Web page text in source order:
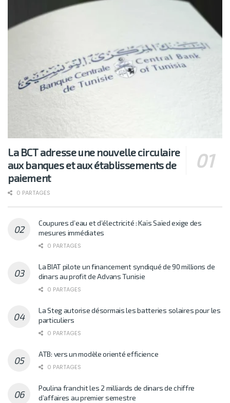
La BCT adresse une nouvelle circulaire
aux banques et aux établissements de
paiement
0 PARTAGES
Coupures d’eau et d’électricité : Kaïs Saïed exige des
mesures immédiates
0 PARTAGES
La BIAT pilote un financement syndiqué de 90 millions de
dinars au profit de Advans Tunisie
0 PARTAGES
La Steg autorise désormais les batteries solaires pour les
particuliers
0 PARTAGES
ATB: vers un modèle orienté efficience
0 PARTAGES
Poulina franchit les 2 milliards de dinars de chiffre
d’affaires au premier semestre